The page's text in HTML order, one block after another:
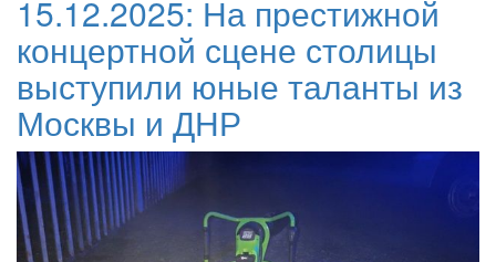
15.12.2025: На престижной
концертной сцене столицы
выступили юные таланты из
Москвы и ДНР